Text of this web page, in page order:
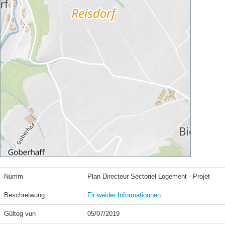
Numm Plan Directeur Sectoriel Logement - Projet
Beschreiwung Fir weider Informatiounen...
Gülteg vun 05/07/2019